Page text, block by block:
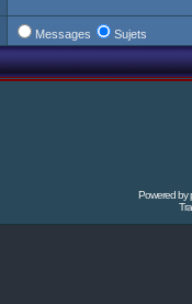
Messages Sujets
Powered by